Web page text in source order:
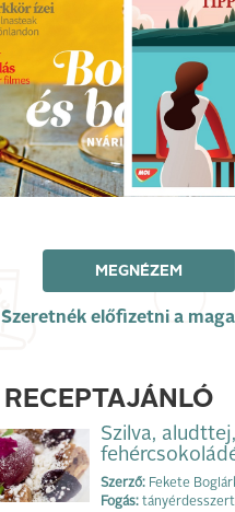
MEGNÉZEM
Szeretnék előfizetni a
RECEPTAJÁNLÓ
Szilva, aludttej,
Szerző: Fekete
Fogás: